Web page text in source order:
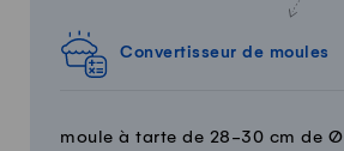
Convertisseur de moules
moule à tarte de 28-30 cm de Ø